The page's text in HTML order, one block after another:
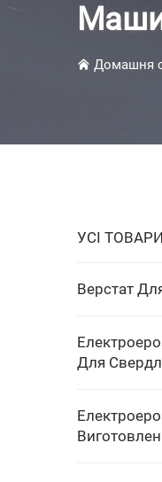
Домашня
УСІ ТОВАРИ
Верстат
Для